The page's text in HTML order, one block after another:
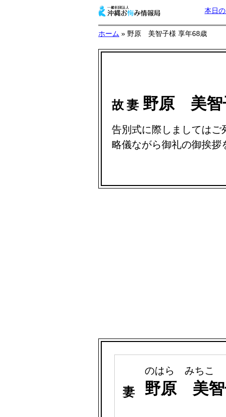
本日
ホーム » 野原 美智子様 享年68歳
故 妻 野原 美
告別式に際しましてはご
略儀ながら御礼の御挨拶
のはら みちこ
妻 野原 美智